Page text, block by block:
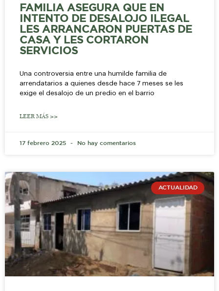
FAMILIA ASEGURA QUE EN
INTENTO DE DESALOJO ILEGAL
LES ARRANCARON PUERTAS DE
CASA Y LES CORTARON
SERVICIOS
Una controversia entre una humilde familia de
arrendatarios a quienes desde hace 7 meses se les
exige el desalojo de un predio en el barrio
LEER MÁS >>
17 febrero 2025 No hay comentarios
ACTUALIDAD